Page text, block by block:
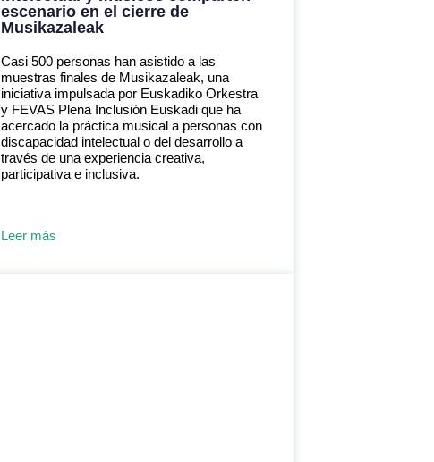
escenario en el cierre de
Musikazaleak
Casi 500 personas han asistido a las
muestras finales de Musikazaleak, una
iniciativa impulsada por Euskadiko Orkestra
y FEVAS Plena Inclusión Euskadi que ha
acercado la práctica musical a personas con
discapacidad intelectual o del desarrollo a
través de una experiencia creativa,
participativa e inclusiva.
Leer más